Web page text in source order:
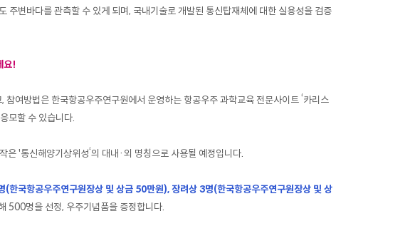
주변바다를 관측할 수 있게 되며, 국내기술로 개발된 통신탑재체에 대한 실용성을 검증
요!
여방법은 한국항공우주연구원에서 운영하는 항공우주 과학교육 전문사이트 ‘카리스
모할 수 있습니다.
'통신해양기상위성‘의 대내·외 명칭으로 사용될 예정입니다.
국항공우주연구원장상 및 상금 50만원), 장려상 3명(한국항공우주연구원장상 및 상
500명을 선정, 우주기념품을 증정합니다.